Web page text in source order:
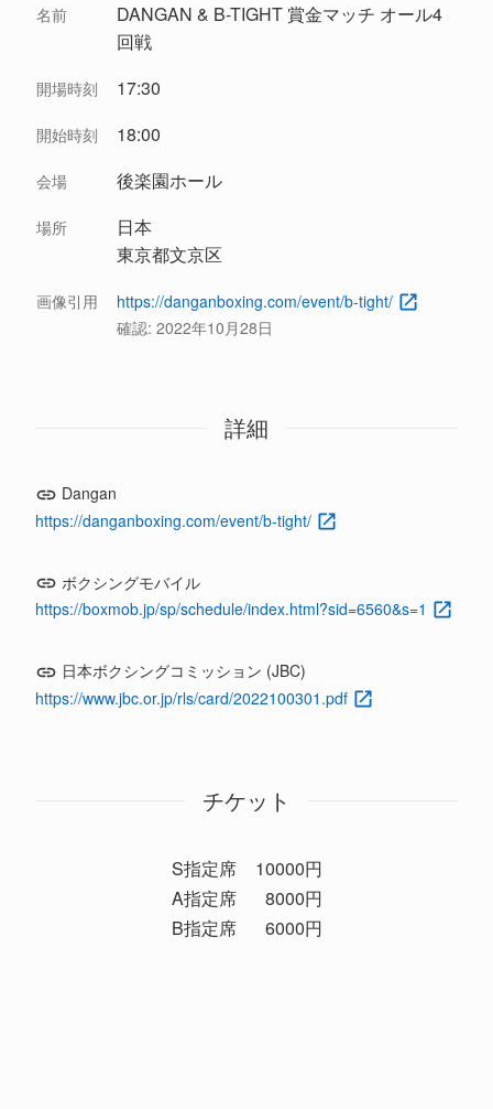
名前
DANGAN & B-TIGHT 賞金マッチ オール4
回戦
開場時刻 17:30
開始時刻 18:00
会場 後楽園ホール
場所
日本
東京都文京区
画像引用
https://danganboxing.com/event/b-tight/
確認: 2022年10月28日
詳細
Dangan
https://danganboxing.com/event/b-tight/
ボクシングモバイル
https://boxmob.jp/sp/schedule/index.html?sid=6560&s=1
日本ボクシングコミッション (JBC)
https://www.jbc.or.jp/rls/card/2022100301.pdf
チケット
S指定席
10000円
A指定席
8000円
B指定席
6000円